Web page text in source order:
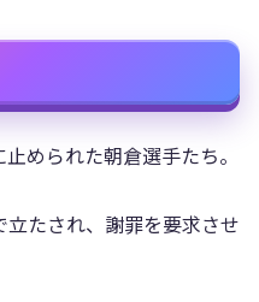
められた朝倉選手たち。
たされ、謝罪を要求させ